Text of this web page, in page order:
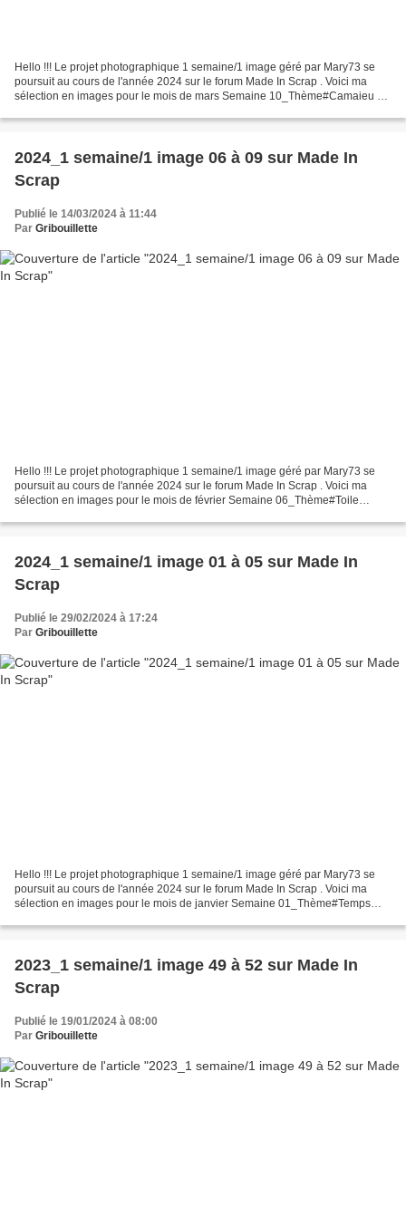
Hello !!! Le projet photographique 1 semaine/1 image géré par Mary73 se
poursuit au cours de l'année 2024 sur le forum Made In Scrap . Voici ma
sélection en images pour le mois de mars Semaine 10_Thème#Camaieu un
image_Semaine#10_Thème#Camaïeu Semaine...
2024_1 semaine/1 image 06 à 09 sur Made In
Scrap
Publié le 14/03/2024 à 11:44
Par Gribouillette
Hello !!! Le projet photographique 1 semaine/1 image géré par Mary73 se
poursuit au cours de l'année 2024 sur le forum Made In Scrap . Voici ma
sélection en images pour le mois de février Semaine 06_Thème#Toile
2024_1 semaine/1 image 01 à 05 sur Made In
Scrap
Publié le 29/02/2024 à 17:24
Par Gribouillette
Hello !!! Le projet photographique 1 semaine/1 image géré par Mary73 se
poursuit au cours de l'année 2024 sur le forum Made In Scrap . Voici ma
sélection en images pour le mois de janvier Semaine 01_Thème#Temps
2023_1 semaine/1 image 49 à 52 sur Made In
Scrap
Publié le 19/01/2024 à 08:00
Par Gribouillette